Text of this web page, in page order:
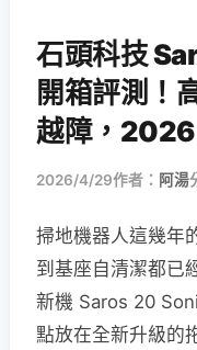
石頭科技
開箱評測！
越障，2026
2026/4/29作者： 阿湯
掃地機器人這幾年
到基座自清潔都已
新機 Saros 20
點放在全新升級的